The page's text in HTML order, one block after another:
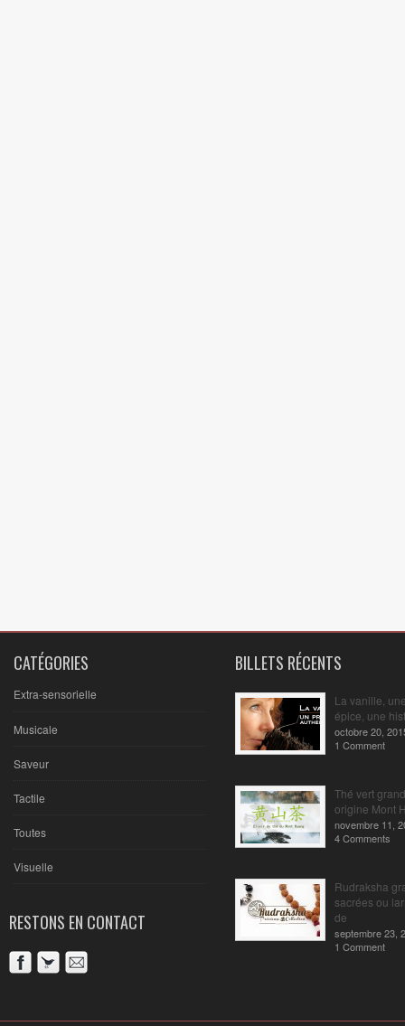
CATÉGORIES
Extra-sensorielle
Musicale
Saveur
Tactile
Toutes
Visuelle
RESTONS EN CONTACT
BILLETS RÉCENTS
La vanille,
épice, une
octobre 20,
1 Comment
Thé vert
origine Mont
novembre 11,
4 Comments
Rudraksha
sacrées ou
de
septembre 23,
1 Comment